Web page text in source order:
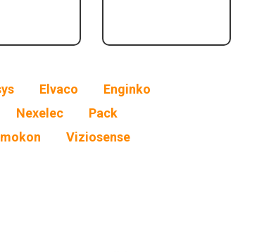
Elvaco
Enginko
Nexelec
Pack
Viziosense